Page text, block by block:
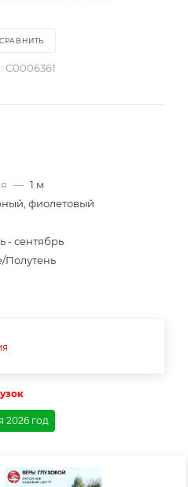
СРАВНИТЬ
С0006361
— 1 м
фиолетовый
- сентябрь
Полутень
2026 год